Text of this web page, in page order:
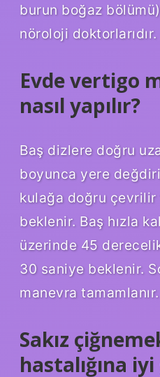
burun boğaz
nöroloji doktorlarıdır.
Evde vertigo
nasıl yapılır?
Baş dizlere doğru
boyunca yere
kulağa doğru
beklenir. Baş hızla
üzerinde 45
30 saniye beklenir.
manevra tamamlanır.
Sakız
hastalığına